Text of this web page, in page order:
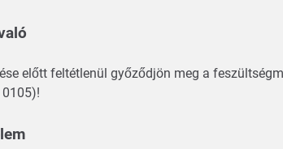
előtt feltétlenül győződjön meg a
0105)!